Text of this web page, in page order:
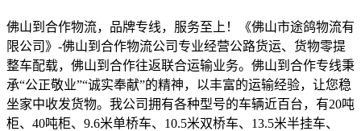
佛山到合作物流，品牌专线，服务至上！《佛山市途鸽物流有
限公司》 -佛山到合作物流公司专业经营公路货运、货物零提
整车配载，佛山到合作往返联合运输业务。佛山到合作专线秉
承“公正敬业”“诚实奉献”的精神，以丰富的运输经验，让您稳
坐家中收发货物。我公司拥有各种型号的车辆近百台，有20吨
柜、 40吨柜、 9.6米单桥车、 10.5米双桥车、 13.5米半挂车、